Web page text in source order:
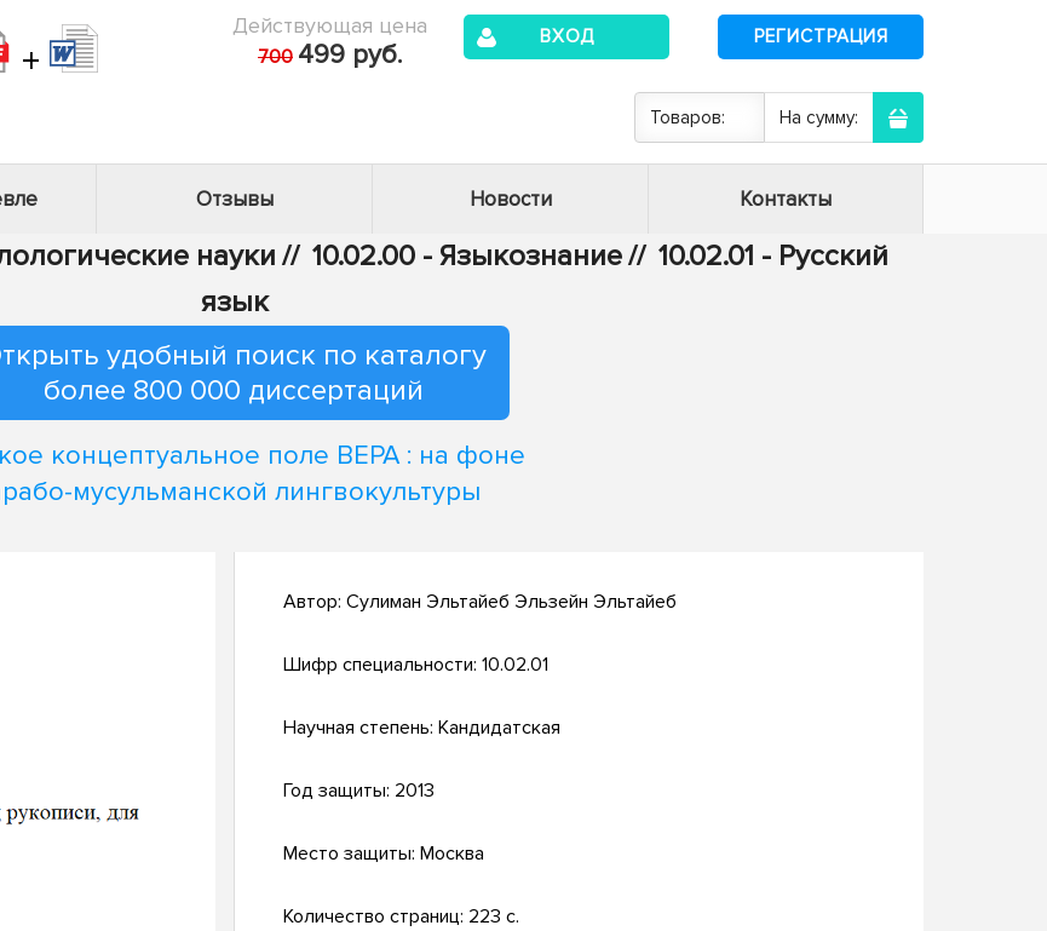
+
Действующая цена
700 499 руб.
ВХОД РЕГИСТРАЦИЯ
Товаров: На сумму:
Отзывы Новости Контакты
науки // 10.02.00 - Языкознание// 10.02.01 - Русский
язык
удобный поиск по каталогу
более 800 000 диссертаций
концептуальное поле ВЕРА : на фоне
мусульманской лингвокультуры
Автор: Сулиман Эльтайеб Эльзейн Эльтайеб
Шифр специальности: 10.02.01
Научная степень: Кандидатская
Год защиты: 2013
Место защиты: Москва
Количество страниц: 223 с.